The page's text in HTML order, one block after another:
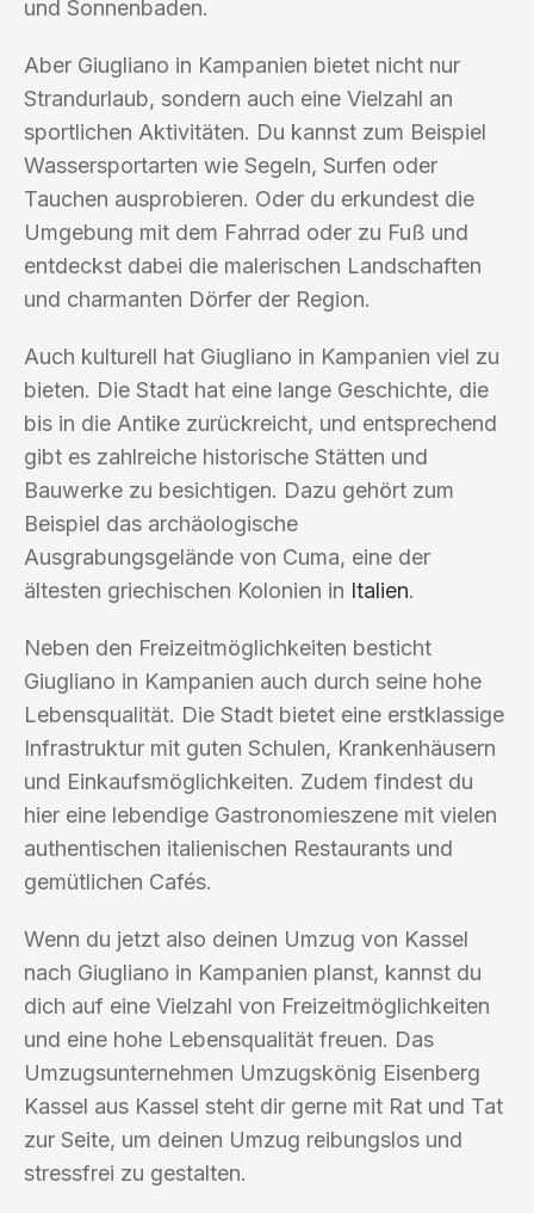
und Sonnenbaden.
Aber Giugliano in Kampanien bietet nicht nur
Strandurlaub, sondern auch eine Vielzahl an
sportlichen Aktivitäten. Du kannst zum Beispiel
Wassersportarten wie Segeln, Surfen oder
Tauchen ausprobieren. Oder du erkundest die
Umgebung mit dem Fahrrad oder zu Fuß und
entdeckst dabei die malerischen Landschaften
und charmanten Dörfer der Region.
Auch kulturell hat Giugliano in Kampanien viel zu
bieten. Die Stadt hat eine lange Geschichte, die
bis in die Antike zurückreicht, und entsprechend
gibt es zahlreiche historische Stätten und
Bauwerke zu besichtigen. Dazu gehört zum
Beispiel das archäologische
Ausgrabungsgelände von Cuma, eine der
ältesten griechischen Kolonien in Italien.
Neben den Freizeitmöglichkeiten besticht
Giugliano in Kampanien auch durch seine hohe
Lebensqualität. Die Stadt bietet eine erstklassige
Infrastruktur mit guten Schulen, Krankenhäusern
und Einkaufsmöglichkeiten. Zudem findest du
hier eine lebendige Gastronomieszene mit vielen
authentischen italienischen Restaurants und
gemütlichen Cafés.
Wenn du jetzt also deinen Umzug von Kassel
nach Giugliano in Kampanien planst, kannst du
dich auf eine Vielzahl von Freizeitmöglichkeiten
und eine hohe Lebensqualität freuen. Das
Umzugsunternehmen Umzugskönig Eisenberg
Kassel aus Kassel steht dir gerne mit Rat und Tat
zur Seite, um deinen Umzug reibungslos und
stressfrei zu gestalten.